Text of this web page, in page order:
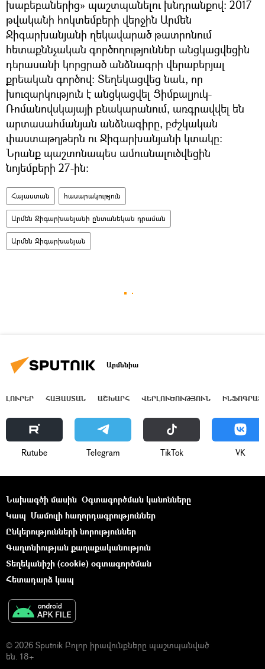
խաբեբաներից» պաշտպանելու խնդրանքով։ 2017
թվականի հոկտեմբերի վերջին Արմեն
Ջիգարխանյանի ղեկավարած թատրոնում
հետաքննչական գործողություններ անցկացվեցին
դերասանի կորցրած անձնագրի վերաբերյալ
քրեական գործով։ Տեղեկացվեց նաև, որ
խուզարկություն է անցկացվել Ցիմբալյուկ-
Ռոմանովսկայայի բնակարանում, առգրավվել են
արտասահմանյան անձնագիրը, բժշկական
փաստաթղթերն ու Ջիգարխանյանի կտակը։
Նրանք պաշտոնապես ամուսնալուծվեցին
նոյեմբերի 27-ին։
Հայաստան հասարակություն
Արմեն Ջիգարխանյանի ընտանեկան դրաման
Արմեն Ջիգարխանյան
Արմենիա
ԼՈՒՐԵՐ ՀԱՅԱՍՏԱՆ ԱՇԽԱՐՀ ՎԵՐԼՈՒԾՈՒԹՅՈՒՆ
Rutube Telegram ТikТоk VK
Նախագծի մասին Օգտագործման կանոնները
Կապ Մամուլի հաղորդագրություններ
Ընկերությունների նորություններ
Գաղտնիության քաղաքականություն
Տեղեկանիշի (cookie) օգտագործման
Հետադարձ կապ
© 2026 Sputnik Բոլոր իրավունքները պաշտպանված
են. 18+